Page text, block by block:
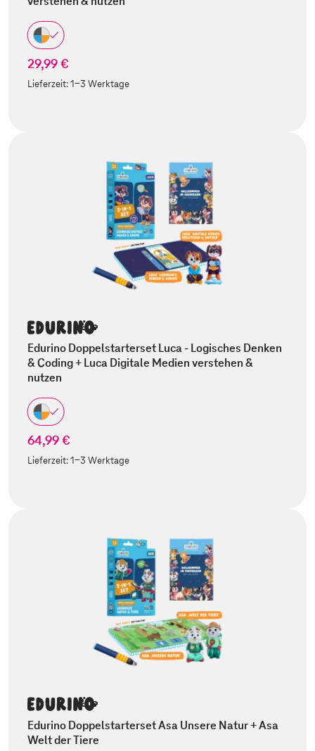
29,99 €
Lieferzeit:1-3 Werktage
Edurino Doppelstarterset Luca - Logisches Denken
& Coding + Luca Digitale Medien verstehen &
nutzen
64,99 €
Lieferzeit:1-3 Werktage
Edurino Doppelstarterset Asa Unsere Natur + Asa
Welt der Tiere